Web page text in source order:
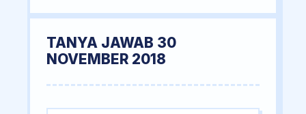
TANYA JAWAB 30
NOVEMBER 2018